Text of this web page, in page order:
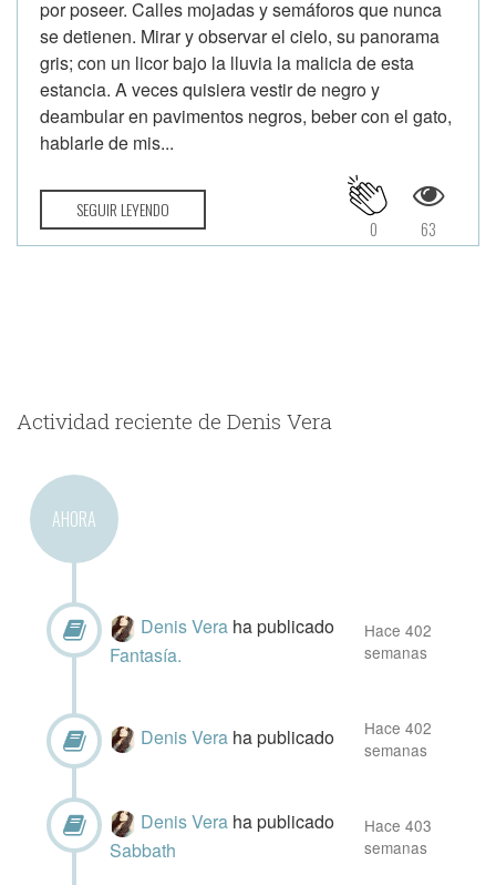
por poseer. Calles mojadas y semáforos que nunca
se detienen. Mirar y observar el cielo, su panorama
gris; con un licor bajo la lluvia la malicia de esta
estancia. A veces quisiera vestir de negro y
deambular en pavimentos negros, beber con el gato,
hablarle de mis...
SEGUIR LEYENDO
63
0
Actividad reciente de Denis Vera
AHORA
Denis Vera ha publicado
Fantasía.
Hace 402
semanas
Denis Vera ha publicado
Hace 402
semanas
Denis Vera ha publicado
Sabbath
Hace 403
semanas